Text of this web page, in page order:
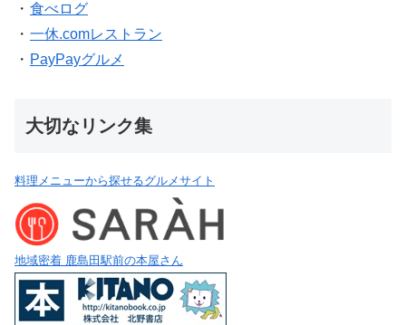
・ 食べログ
・ 一休.comレストラン
・ PayPayグルメ
大切なリンク集
料理メニューから探せるグルメサイト
地域密着 鹿島田駅前の本屋さん